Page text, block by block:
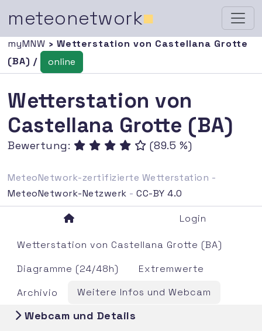
meteonetwork■
myMNW › Wetterstation von Castellana Grotte
(BA) /
online
Wetterstation von
Castellana Grotte (BA)
Bewertung: (89.5 %)
MeteoNetwork-zertifizierte Wetterstation -
MeteoNetwork-Netzwerk -CC-BY 4.0
Login
Wetterstation von Castellana Grotte (BA)
Diagramme (24/48h)
Extremwerte
Archivio
Weitere Infos und Webcam
Webcam und Details